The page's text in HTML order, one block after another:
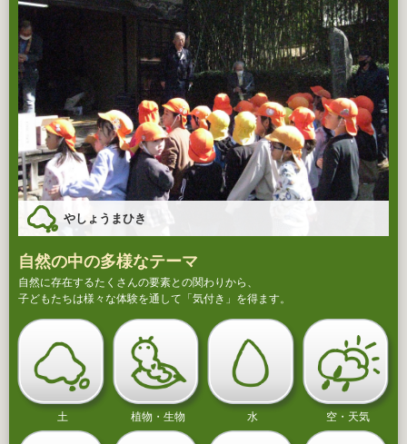
やしょうまひき
自然の中の多様なテーマ
自然に存在するたくさんの要素との関わりから、
子どもたちは様々な体験を通して「気付き」を得ます。
土 植物・生物 水 空・天気